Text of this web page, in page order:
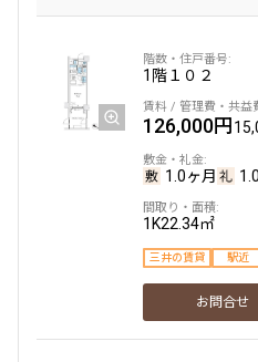
1階１０２
126,000円
1.0ヶ月
1K22.34㎡
三井の賃貸 駅近
お問合せ